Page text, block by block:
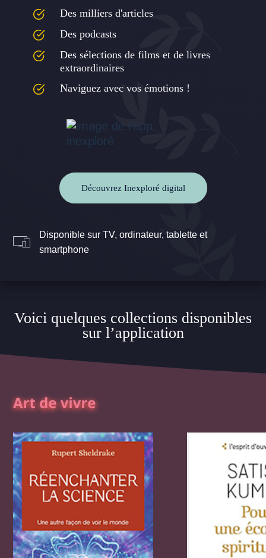
Des milliers d'articles
Des podcasts
Des sélections de films et de livres
extraordinaires
Naviguez avec vos émotions !
Découvrez Inexploré digital
Disponible sur TV, ordinateur, tablette et
smartphone
Voici quelques collections disponibles
sur l’application